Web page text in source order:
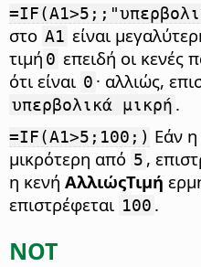
στο A1 είναι
τιμή 0 επειδή οι κενές
ότι είναι 0 · αλλιώς,
υπερβολικά μικρή .
=IF(A1>5;100;) Εάν η
μικρότερη από 5 ,
η κενή ΑλλιώςΤιμή
επιστρέφεται 100 .
NOT